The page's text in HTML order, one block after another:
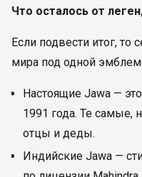
Что осталось от
Если подвести итог, то
мира под одной
Настоящие Jawa —
1991 года. Те самые,
отцы и деды.
Индийские Jawa —